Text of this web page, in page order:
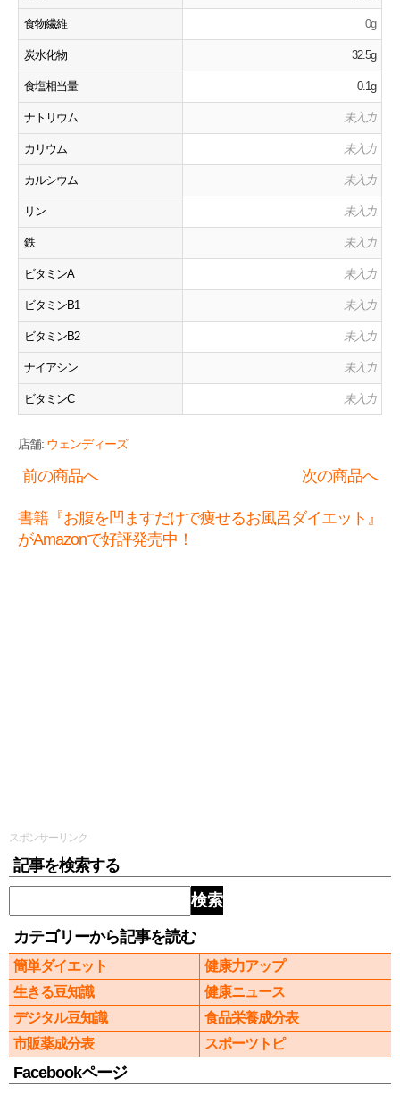
食物繊維 0g
炭水化物 32.5g
食塩相当量 0.1g
ナトリウム 未入力
カリウム 未入力
カルシウム 未入力
リン 未入力
鉄 未入力
ビタミンA 未入力
ビタミンB1 未入力
ビタミンB2 未入力
ナイアシン 未入力
ビタミンC 未入力
店舗: ウェンディーズ
前の商品へ 次の商品へ
書籍『お腹を凹ますだけで痩せるお風呂ダイエット』
がAmazonで好評発売中！
スポンサーリンク
記事を検索する
検索
カテゴリーから記事を読む
簡単ダイエット
健康力アップ
生きる豆知識
健康ニュース
デジタル豆知識
食品栄養成分表
市販薬成分表
スポーツトピ
Facebookページ